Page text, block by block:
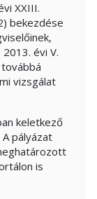
XXIII.
bekezdése
évi V.
vizsgálat
keletkező
pályázat
is